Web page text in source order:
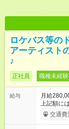
ロケバス等の
アーティスト
♪
正社員 職種未経
給与
月給
上記額に
ます。
月給28万
交通費